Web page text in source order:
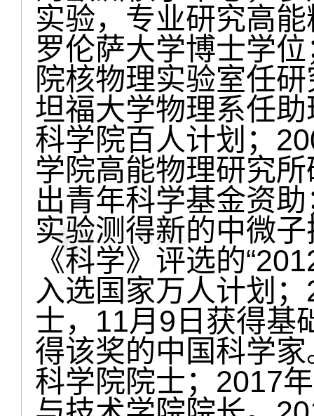
实验，专业研究高
罗伦萨大学博士学
院核物理实验室任
坦福大学物理系任
科学院百人计划；
学院高能物理研究
出青年科学基金资
实验测得新的中微
《科学》评选的
入选国家万人计划
士，11月9日获得基
得该奖的中国科学
科学院院士；2017